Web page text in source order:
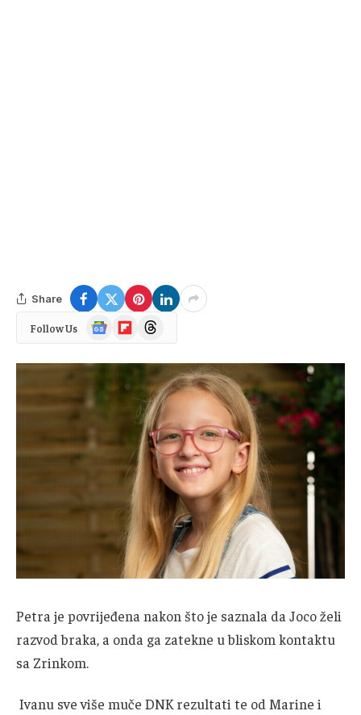
Share
Follow Us
Google
News
FlipboardThreads
Petra je povrijeđena nakon što je saznala da Joco želi
razvod braka, a onda ga zatekne u bliskom kontaktu
sa Zrinkom.
Ivanu sve više muče DNK rezultati te od Marine i